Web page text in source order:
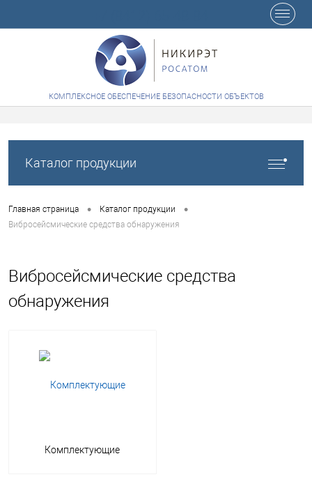
КОМПЛЕКСНОЕ ОБЕСПЕЧЕНИЕ БЕЗОПАСНОСТИ ОБЪЕКТОВ
Каталог продукции
Главная страница • Каталог продукции •
Вибросейсмические средства обнаружения
Вибросейсмические средства
обнаружения
Комплектующие